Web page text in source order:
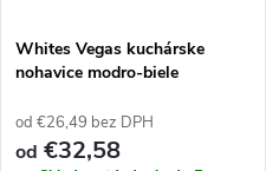
Whites Vegas kuchárske
nohavice modro-biele
od €26,49 bez DPH
od €32,58